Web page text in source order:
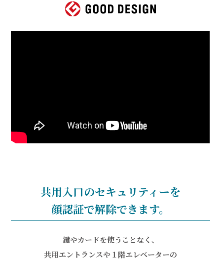
共用入口のセキュリティーを
顔認証で解除できます。
鍵やカードを使うことなく、
共用エントランスや１階エレベーターの